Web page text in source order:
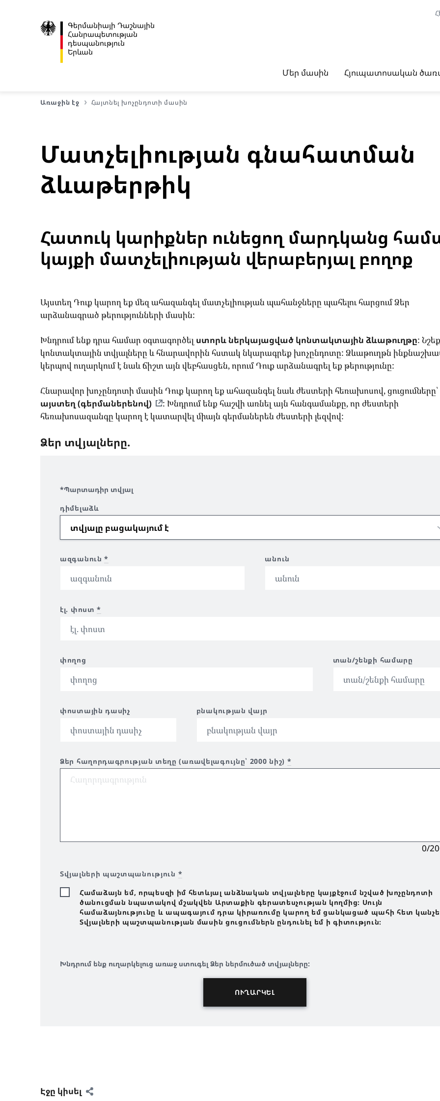
Գերմանիայի Դաշնային
Հանրապետության
դեսպանություն
Երևան
Մեր մասին Հյուպատոսական
Առաջին էջ Հայտնել խոչընդոտի մասին
Մատչելիության գնահատման
ձևաթերթիկ
Հատուկ կարիքներ ունեցող մարդկանց
կայքի մատչելիության վերաբերյալ բողոք
Այստեղ Դուք կարող եք մեզ ահազանգել մատչելիության պահանջները պահելու հարցում Ձեր
արձանագրած թերությունների մասին:
Խնդրում ենք դրա համար օգտագործել ստորև ներկայացված կոնտակտային ձևաթուղթը:
կոնտակտային տվյալները և հնարավորին հստակ նկարագրեք խոչընդոտը: Ձևաթուղթն
կերպով ուղարկում է նաև ճիշտ այն վեբհասցեն, որում Դուք արձանագրել եք թերությունը:
Հնարավոր խոչընդոտի մասին Դուք կարող եք ահազանգել նաև ժեստերի հեռախոսով, ցուցումները՝
այստեղ (գերմաներենով)
: Խնդրում ենք հաշվի առնել այն հանգամանքը, որ ժեստերի
հեռախոսազանգը կարող է կատարվել միայն գերմաներեն ժեստերի լեզվով:
Ձեր տվյալները.
*Պարտադիր տվյալ
դիմելաձև
ազգանուն* անուն
էլ. փոստ*
փողոց տան/շենքի համարը
փոստային դասիչ բնակության վայր
Ձեր հաղորդագրության տեղը (առավելագույնը՝ 2000 նիշ) *
0/
Տվյալների պաշտպանություն *
Համաձայն եմ, որպեսզի իմ հետևյալ անձնական տվյալները կայքէջում նշված խոչընդոտի
ծանուցման նպատակով մշակվեն Արտաքին գերատեսչության կողմից։ Սույն
համաձայնությունը և ապագայում դրա կիրառումը կարող եմ ցանկացած պահի հետ
Տվյալների պաշտպանության մասին ցուցումներն ընդունել եմ ի գիտություն։
Խնդրում ենք ուղարկելուց առաջ ստուգել Ձեր ներմուծած տվյալները:
Էջը կիսել